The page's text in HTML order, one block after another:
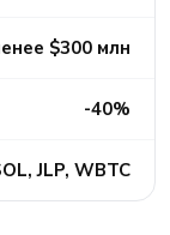
$300 млн
-40%
JLP, WBTC